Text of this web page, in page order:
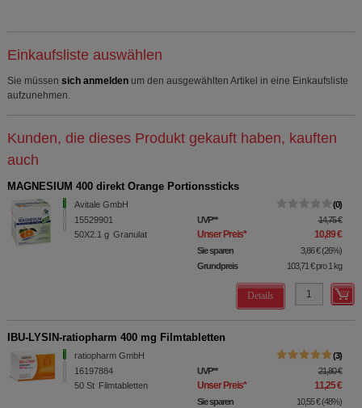
Einkaufsliste auswählen
Sie müssen sich anmelden um den ausgewählten Artikel in eine Einkaufsliste
aufzunehmen.
Kunden, die dieses Produkt gekauft haben, kauften
auch
MAGNESIUM 400 direkt Orange Portionssticks
Avitale GmbH
15529901
50X2.1 g Granulat
0
UVP** 14,75 €
Unser Preis* 10,89 €
Sie sparen 3,86 € (26%)
Grundpreis
103,71 €pro 1 kg
Details
IBU-LYSIN-ratiopharm 400 mg Filmtabletten
ratiopharm GmbH
16197884
50 St Filmtabletten
3
UVP** 21,80 €
Unser Preis* 11,25 €
Sie sparen 10,55 € (48%)